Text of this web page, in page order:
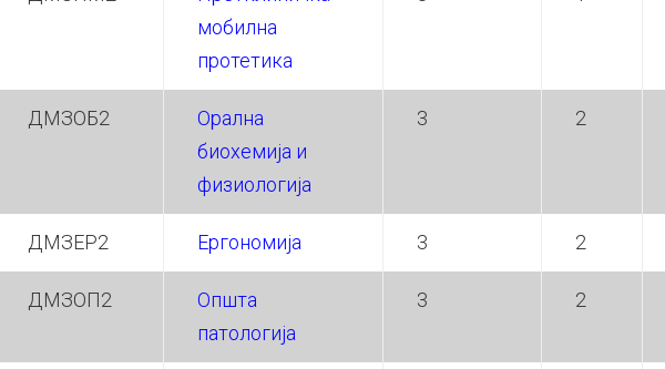
мобилна
протетика
ДМЗОБ2
Орална
биохемија и
физиологија
3 2
ДМЗЕР2 Ергономија 3 2
ДМЗОП2
Општа
патологија
3 2